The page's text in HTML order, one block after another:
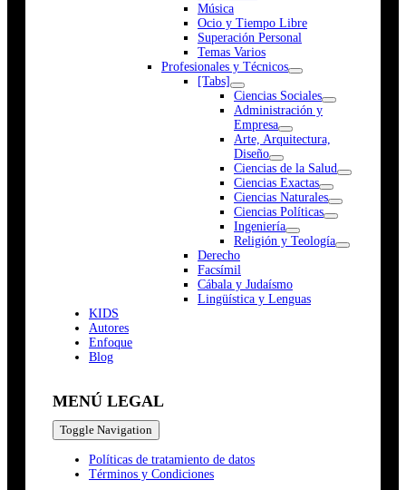
Música
Ocio y Tiempo Libre
Superación Personal
Temas Varios
Profesionales y Técnicos
[Tabs]
Ciencias Sociales
Administración y
Empresa
Arte, Arquitectura,
Diseño
Ciencias de la Salud
Ciencias Exactas
Ciencias Naturales
Ciencias Políticas
Ingeniería
Religión y Teología
Derecho
Facsímil
Cábala y Judaísmo
Lingüística y Lenguas
KIDS
Autores
Enfoque
Blog
MENÚ LEGAL
Toggle Navigation
Políticas de tratamiento de datos
Términos y Condiciones